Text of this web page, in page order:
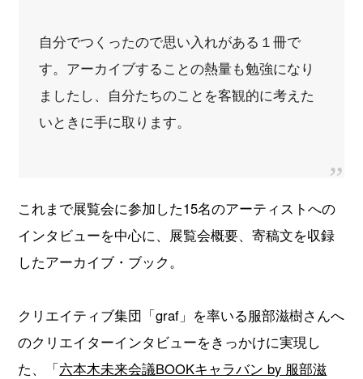
自分でつくったので思い入れがある１冊で
す。アーカイブすることの熱量も勉強になり
ましたし、自分たちのことを客観的に考えた
いときに手に取ります。
これまで展覧会に参加した15名のアーティストへの
インタビューを中心に、展覧会概要、寄稿文を収録
したアーカイブ・ブック。
クリエイティブ集団「graf」を率いる服部滋樹さんへ
のクリエイターインタビューをきっかけに実現し
た、「六本木未来会議BOOKキャラバン by 服部滋